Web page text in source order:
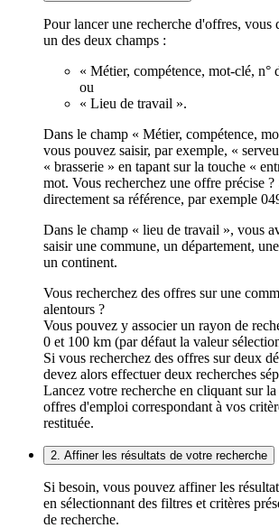
Pour lancer une recherche d'offres, vous
un des deux champs :
« Métier, compétence, mot-clé, n°
ou
« Lieu de travail ».
Dans le champ « Métier, compétence,
vous pouvez saisir, par exemple, «
« brasserie » en tapant sur la touche «
mot. Vous recherchez une offre précise ?
directement sa référence, par exemple
Dans le champ « lieu de travail », vous
saisir une commune, un département,
un continent.
Vous recherchez des offres sur une
alentours ?
Vous pouvez y associer un rayon de
0 et 100 km (par défaut la valeur
Si vous recherchez des offres sur deux
devez alors effectuer deux recherches
Lancez votre recherche en cliquant sur
offres d'emploi correspondant à vos
restituée.
2. Affiner les résultats de votre recherche
Si besoin, vous pouvez affiner les
en sélectionnant des filtres et critères
de recherche.